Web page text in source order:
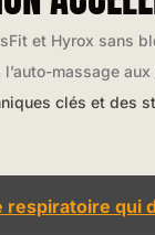
et Hyrox sans
massage
clés et des
qui